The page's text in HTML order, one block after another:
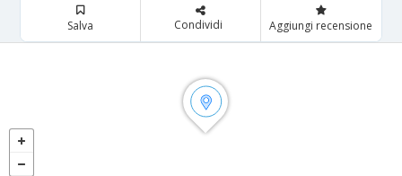
Salva Condividi Aggiungi recensione